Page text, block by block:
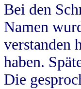
Bei den
Namen
verstanden
haben.
Die